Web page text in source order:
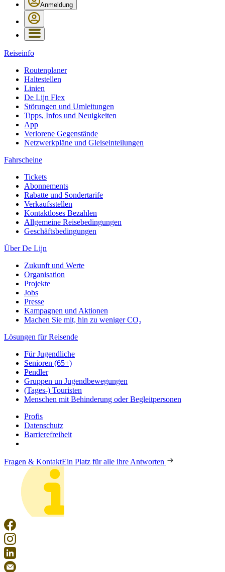
Anmeldung
Reiseinfo
Routenplaner
Haltestellen
Linien
De Lijn Flex
Störungen und Umleitungen
Tipps, Infos und Neuigkeiten
App
Verlorene Gegenstände
Netzwerkpläne und Gleiseinteilungen
Fahrscheine
Tickets
Abonnements
Rabatte und Sondertarife
Verkaufsstellen
Kontaktloses Bezahlen
Allgemeine Reisebedingungen
Geschäftsbedingungen
Über De Lijn
Zukunft und Werte
Organisation
Projekte
Jobs
Presse
Kampagnen und Aktionen
Machen Sie mit, hin zu weniger CO₂
Lösungen für Reisende
Für Jugendliche
Senioren (65+)
Pendler
Gruppen un Jugendbewegungen
(Tages-) Touristen
Menschen mit Behinderung oder Begleitpersonen
Profis
Datenschutz
Barrierefreiheit
Fragen & KontaktEin Platz für alle ihre Antworten